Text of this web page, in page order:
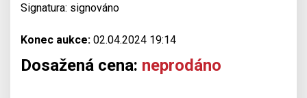
Signatura: signováno
Konec aukce: 02.04.2024 19:14
Dosažená cena: neprodáno